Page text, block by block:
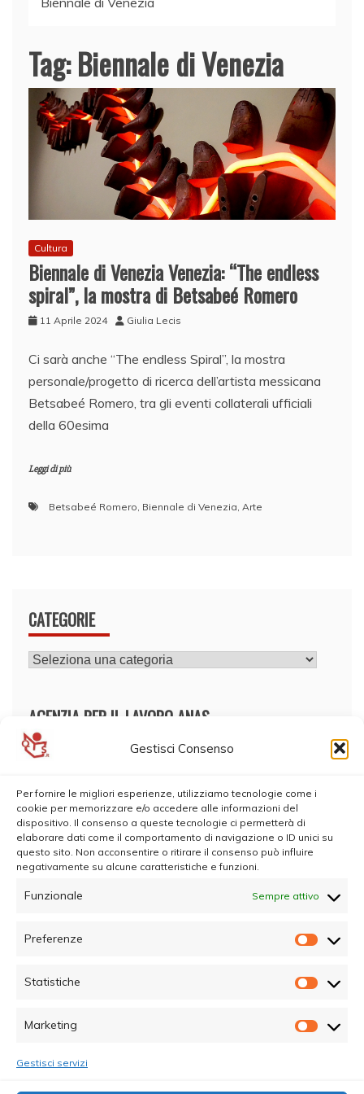
Gestisci Consenso
Per fornire le migliori esperienze, utilizziamo tecnologie come i
cookie per memorizzare e/o accedere alle informazioni del
dispositivo. Il consenso a queste tecnologie ci permetterà di
elaborare dati come il comportamento di navigazione o ID unici su
questo sito. Non acconsentire o ritirare il consenso può influire
negativamente su alcune caratteristiche e funzioni.
Funzionale Sempre attivo
Preferenze
Statistiche
Marketing
Gestisci servizi
Tag:Biennale di Venezia
Cultura
Biennale di Venezia Venezia: “The endless
spiral”, la mostra di Betsabeé Romero
11 Aprile 2024 Giulia Lecis
Ci sarà anche “The endless Spiral”, la mostra
personale/progetto di ricerca dell’artista messicana
Betsabeé Romero, tra gli eventi collaterali ufficiali
della 60esima
Leggi di più
Betsabeé Romero, Biennale di Venezia, Arte
CATEGORIE
CATEGORIE
AGENZIA PER IL LAVORO ANAS